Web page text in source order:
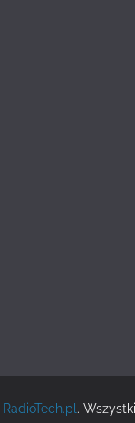
RadioTech.pl .